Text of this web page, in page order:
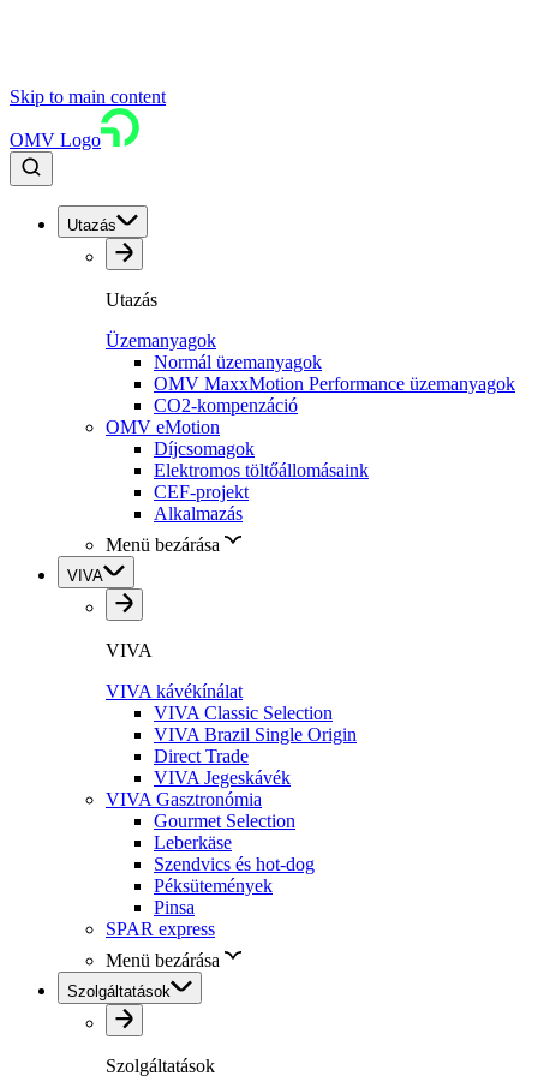
Skip to main content
OMV Logo
Utazás
Utazás
Üzemanyagok
Normál üzemanyagok
OMV MaxxMotion Performance üzemanyagok
CO2-kompenzáció
OMV eMotion
Díjcsomagok
Elektromos töltőállomásaink
CEF-projekt
Alkalmazás
Menü bezárása
VIVA
VIVA
VIVA kávékínálat
VIVA Classic Selection
VIVA Brazil Single Origin
Direct Trade
VIVA Jegeskávék
VIVA Gasztronómia
Gourmet Selection
Leberkäse
Szendvics és hot-dog
Péksütemények
Pinsa
SPAR express
Menü bezárása
Szolgáltatások
Szolgáltatások